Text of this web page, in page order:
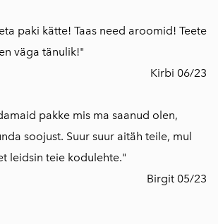
paki kätte! Taas need aroomid! Teete
väga tänulik!"
Kirbi 06/23
pakke mis ma saanud olen,
soojust. Suur suur aitäh teile, mul
leidsin teie kodulehte."
Birgit 05/23